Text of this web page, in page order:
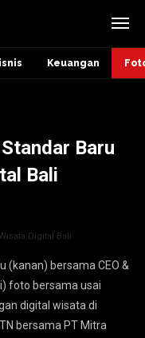
Keuangan
Baru
Bali
(kanan) bersama CEO &
foto bersama usai
digital wisata di
bersama PT Mitra